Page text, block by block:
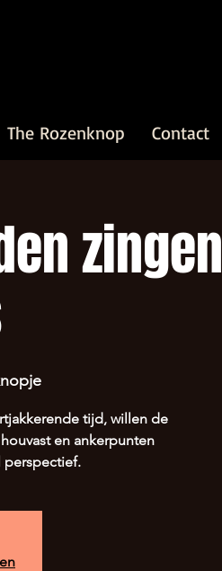
The Rozenknop Contact
zingen
tijd, willen de
en ankerpunten
perspectief.